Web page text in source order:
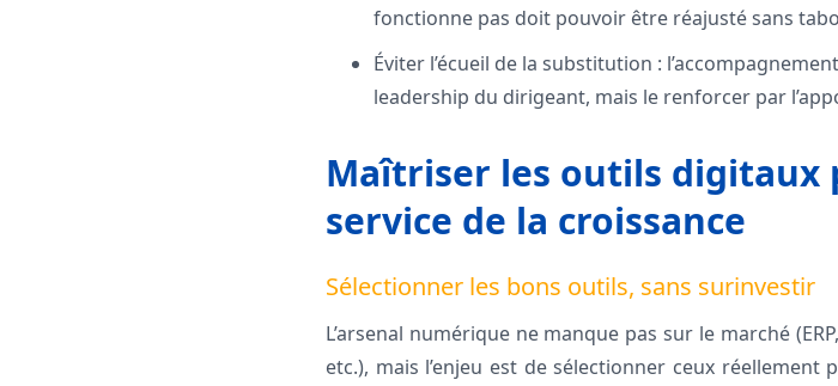
fonctionne pas doit pouvoir être réajusté sans
Éviter l’écueil de la substitution :
leadership du dirigeant, mais le renforcer par
Maîtriser les outils digitaux
service de la croissance
Sélectionner les bons outils, sans surinvestir
L’arsenal numérique ne manque pas sur le marché
etc.), mais l’enjeu est de sélectionner ceux